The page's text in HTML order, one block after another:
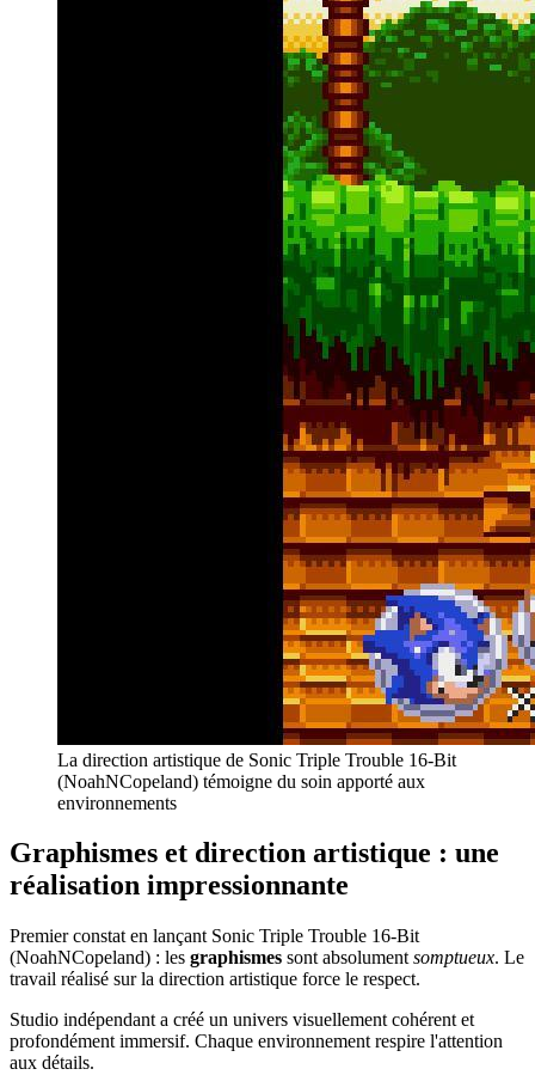
La direction artistique de Sonic Triple Trouble 16-Bit
(NoahNCopeland) témoigne du soin apporté aux
environnements
Graphismes et direction artistique : une
réalisation impressionnante
Premier constat en lançant Sonic Triple Trouble 16-Bit
(NoahNCopeland) : les graphismes sont absolument somptueux. Le
travail réalisé sur la direction artistique force le respect.
Studio indépendant a créé un univers visuellement cohérent et
profondément immersif. Chaque environnement respire l'attention
aux détails.